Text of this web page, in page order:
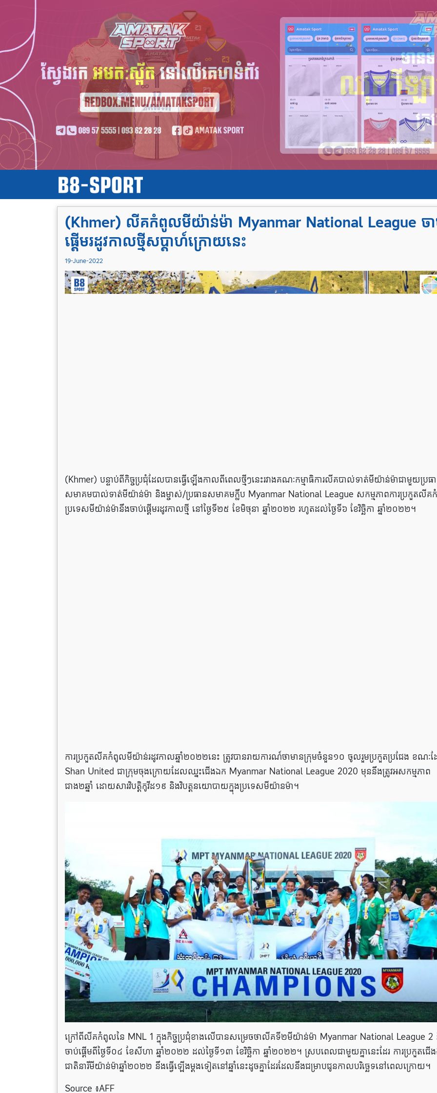
(Khmer) លីគកំពូលមីយ៉ាន់ម៉ា Myanmar National League ច
ផ្តើមរដូវកាលថ្មីសប្ដាហ៍ក្រោយនេះ
19-June-2022
(Khmer) បន្ទាប់ពីកិច្ចប្រជុំដែលបានធ្វើឡើងកាលពីពេលថ្មីៗនេះរវាងគណៈកម្មាធិការលីគបាល់ទាត់មីយ៉ាន់ម៉ាជាមួយប្រធ
សមាគមបាល់ទាត់មីយ៉ាន់ម៉ា និងម្ចាស់/ប្រធានសមាគមក្លឹប Myanmar National League សកម្មភាពការប្រកួតលី
ប្រទេសមីយ៉ាន់ម៉ានឹងចាប់ផ្ដើមរដូវកាលថ្មី នៅថ្ងៃទី២៥ ខែមិថុនា ឆ្នាំ២០២២ រហូតដល់ថ្ងៃទី៦ ខែវិច្ឆិកា ឆ្នាំ២០២២។
ការប្រកួតលីគកំពូលមីយ៉ាន់រដូវកាលឆ្នាំ២០២២នេះ​ ត្រូវបានរាយការណ៍ថាមានក្រុមចំនួន១០ ចូលរួមប្រកួតប្រជែង ខណៈ
Shan United ជាក្រុមចុងក្រោយដែលឈ្នះជើងឯក Myanmar National League 2020 មុននឹងត្រូវអសកម្មភាព
ជាង២ឆ្នាំ ដោយសារវិបត្តិកូវីដ១៩ និងវិបត្តនយោបាយក្នុងប្រទេសមីយ៉ានម៉ា។
ក្រៅពីលីគកំពូលនៃ MNL 1 ក្នុងកិច្ចប្រជុំខាងលើបានសម្រេចថាលីគទី២មីយ៉ាន់ម៉ា Myanmar National League 2
ចាប់ផ្តើមពីថ្ងៃទី០៤ ខែសីហា ឆ្នាំ២០២២ ដល់ថ្ងៃទី១៣ ខែវិច្ឆិកា ឆ្នាំ២០២២។ ស្របពេលជាមួយគ្នានេះដែរ ការប្រកួតជើ
ជាតិនារីមីយ៉ាន់ម៉ាឆ្នាំ២០២២ នឹងធ្វើឡើងម្តងទៀតនៅឆ្នាំនេះដូចគ្នាដែរដែលនឹងជម្រាបជូនកាលបរិច្ឆេទនៅពេលក្រោយ។
Source ៖AFF